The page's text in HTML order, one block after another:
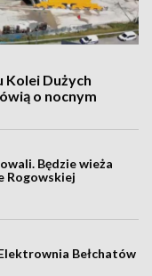
Kolei Dużych
o nocnym
Będzie wieża
Rogowskiej
Bełchatów